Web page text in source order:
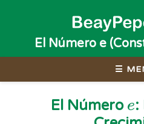
El Número e
☰
El Número
: